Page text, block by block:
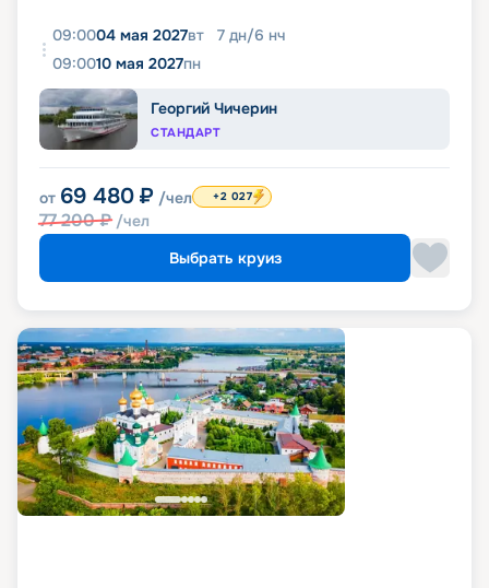
09:0004 мая 2027вт 7 дн/6 нч
09:0010 мая 2027пн
Георгий Чичерин
СТАНДАРТ
от 69 480 ₽ /чел
77 200₽ /чел
+2 027
Выбрать круиз